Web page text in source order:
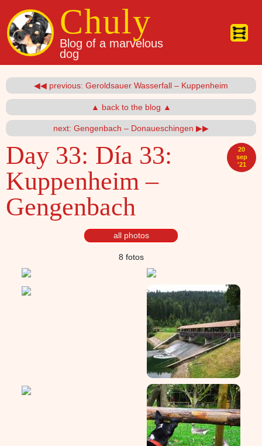
Chuly
Blog of a marvelous
dog
◀◀ previous: Geroldsauer Wasserfall – Kuppenheim
▲ back to the blog ▲
next: Gengenbach – Donaueschingen ▶▶
20
sep
'21
Day 33: Día 33:
Kuppenheim –
Gengenbach
all photos
8 fotos